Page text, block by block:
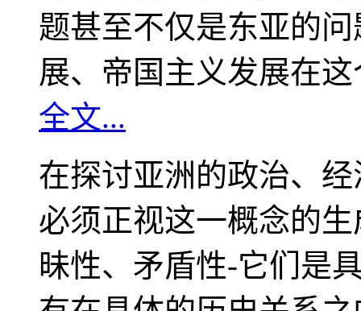
题甚至不仅是东亚的
展、帝国主义发展在
全文...
在探讨亚洲的政治、
必须正视这一概念的
昧性、矛盾性-它们是